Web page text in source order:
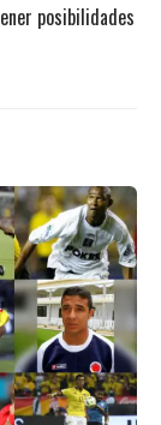
posibilidades